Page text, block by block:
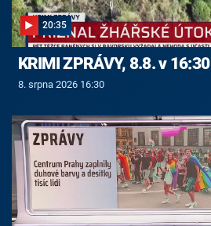
20:35
KRIMI ZPRÁVY, 8.8. v 16:30
8. srpna 2026 16:30